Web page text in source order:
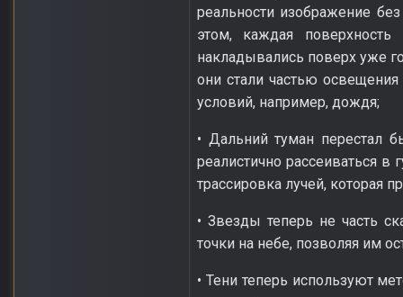
реальности изображение
этом, каждая
накладывались поверх уже
они стали частью освещения
условий, например, дождя;
• Дальний туман перестал
реалистично рассеиваться
трассировка лучей, которая
• Звезды теперь не часть
точки на небе, позволяя им
• Тени теперь используют